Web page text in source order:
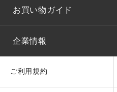
お買い物ガイド
企業情報
ご利用規約